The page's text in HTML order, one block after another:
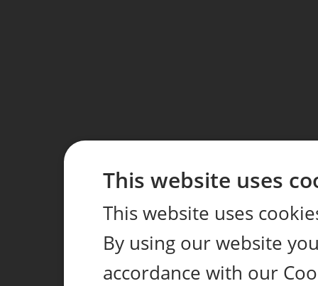
This website uses
This website uses
By using our website
accordance with our